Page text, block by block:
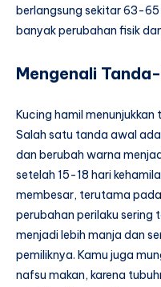
berlangsung sekitar 63-65
banyak perubahan fisik
Mengenali
Kucing hamil
Salah satu tanda awal
dan berubah warna
setelah 15-18 hari
membesar, terutama
perubahan perilaku sering
menjadi lebih manja dan
pemiliknya. Kamu juga
nafsu makan, karena